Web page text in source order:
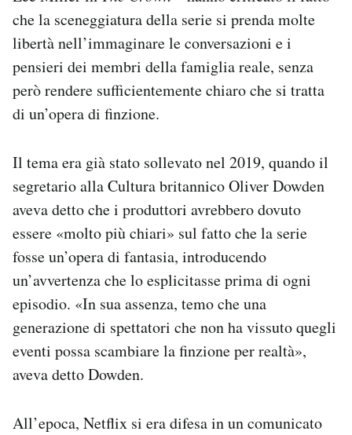
che la sceneggiatura della serie si prenda molte
libertà nell’immaginare le conversazioni e i
pensieri dei membri della famiglia reale, senza
però rendere sufficientemente chiaro che si tratta
di un’opera di finzione.
Il tema era già stato sollevato nel 2019, quando il
segretario alla Cultura britannico Oliver Dowden
aveva detto che i produttori avrebbero dovuto
essere «molto più chiari» sul fatto che la serie
fosse un’opera di fantasia, introducendo
un’avvertenza che lo esplicitasse prima di ogni
episodio. «In sua assenza, temo che una
generazione di spettatori che non ha vissuto quegli
eventi possa scambiare la finzione per realtà»,
aveva detto Dowden.
All’epoca, Netflix si era difesa in un comunicato